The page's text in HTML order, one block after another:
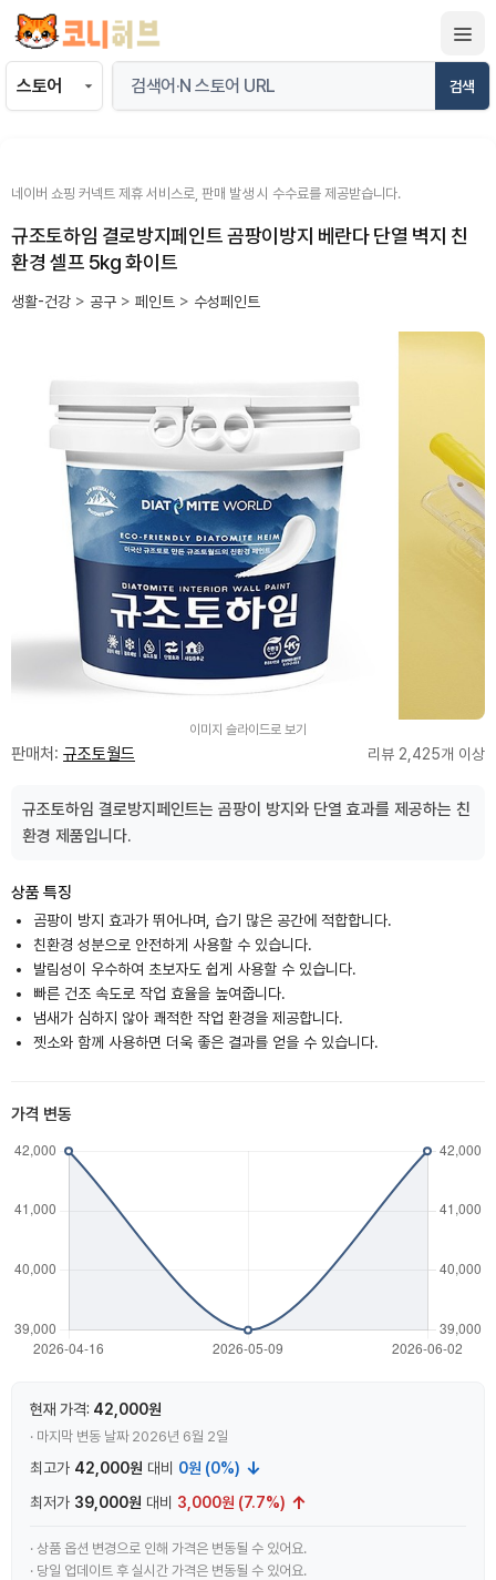
츠
검색
네이버 쇼핑 커넥트 제휴 서비스로, 판매 발생 시 수수료를 제공받습니다.
규조토하임 결로방지페인트 곰팡이방지 베란다 단열 벽지 친
환경 셀프 5kg 화이트
생활-건강 > 공구 > 페인트 > 수성페인트
이미지 슬라이드로 보기
판매처: 규조토월드 리뷰 2,425개 이상
규조토하임 결로방지페인트는 곰팡이 방지와 단열 효과를 제공하는 친
환경 제품입니다.
상품 특징
곰팡이 방지 효과가 뛰어나며, 습기 많은 공간에 적합합니다.
친환경 성분으로 안전하게 사용할 수 있습니다.
발림성이 우수하여 초보자도 쉽게 사용할 수 있습니다.
빠른 건조 속도로 작업 효율을 높여줍니다.
냄새가 심하지 않아 쾌적한 작업 환경을 제공합니다.
젯소와 함께 사용하면 더욱 좋은 결과를 얻을 수 있습니다.
가격 변동
현재 가격: 42,000원
· 마지막 변동 날짜 2026년 6월 2일
최고가 42,000원 대비 0원 (0%) ↓
최저가 39,000원 대비 3,000원 (7.7%) ↑
· 상품 옵션 변경으로 인해 가격은 변동될 수 있어요.
· 당일 업데이트 후 실시간 가격은 변동될 수 있어요.